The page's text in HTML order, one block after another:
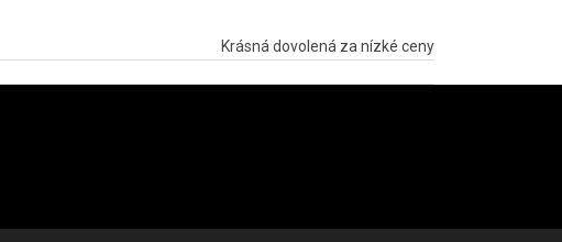
Krásná dovolená za nízké ceny